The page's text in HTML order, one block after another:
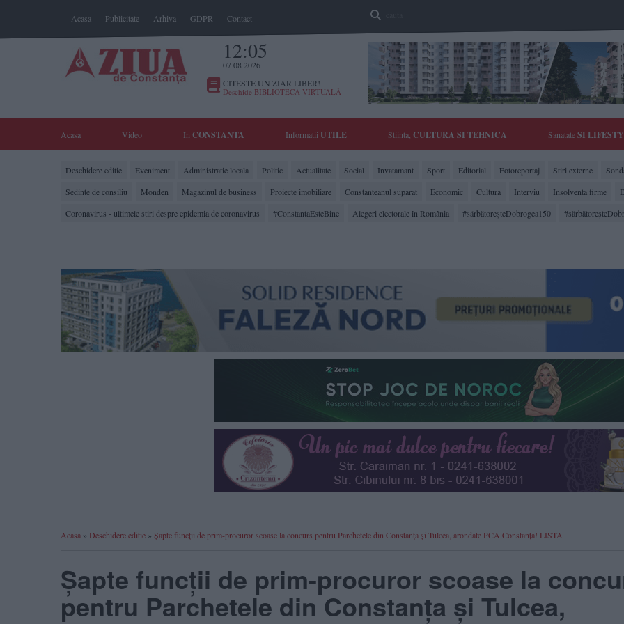
Acasa Publicitate Arhiva GDPR Contact
12:05
07 08 2026
CITESTE UN ZIAR LIBER!
Deschide BIBLIOTECA VIRTUALĂ
Acasa Video In CONSTANTA Informatii UTILE Stiinta, CULTURA SI TEHNICA SanatateSI
Deschidere editie Eveniment Administratie locala Politic Actualitate Social Invatamant Sport Editorial Fotoreportaj Stiri externe
Sedinte de consiliu
Monden Magazinul de business Proiecte imobiliare Constanteanul suparat Economic Cultura Interviu Insolventa firme
Coronavirus - ultimele stiri despre epidemia de coronavirus
#ConstantaEsteBine Alegeri electorale în România #sărbătoreşteDobrogea150
Acasa » Deschidere editie » Șapte funcții de prim-procuror scoase la concurs pentru Parchetele din Constanța și Tulcea, arondate PCA Constanța! LISTA
Șapte funcții de prim-procuror scoase la
pentru Parchetele din Constanța și Tulcea,